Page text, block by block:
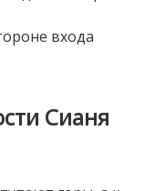
входа
Сианя